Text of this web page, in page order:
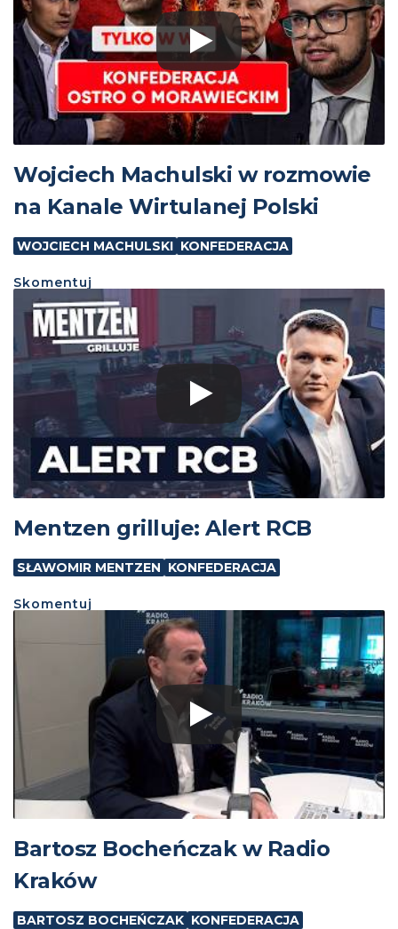
Wojciech Machulski w rozmowie
na Kanale Wirtulanej Polski
WOJCIECH MACHULSKI KONFEDERACJA
Skomentuj
Mentzen grilluje: Alert RCB
SŁAWOMIR MENTZEN KONFEDERACJA
Skomentuj
Bartosz Bocheńczak w Radio
Kraków
BARTOSZ BOCHEŃCZAK KONFEDERACJA